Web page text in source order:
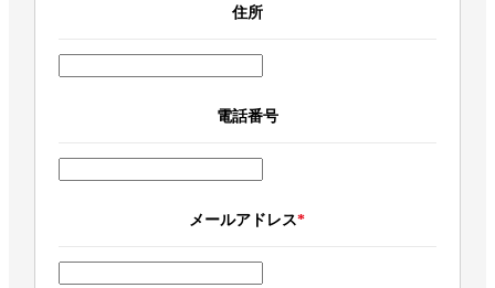
住所
電話番号
メールアドレス*